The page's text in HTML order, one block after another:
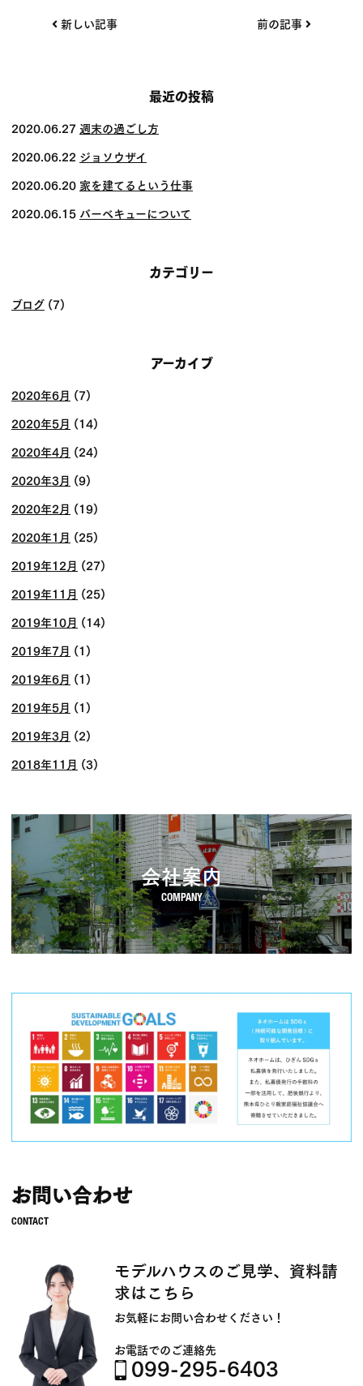
投
ゲー
ショ
ン
前の記事
新しい記事
最近の投稿
2020.06.27 週末の過ごし方
2020.06.22 ジョソウザイ
2020.06.20 家を建てるという仕事
2020.06.15 バーベキューについて
カテゴリー
ブログ (7)
アーカイブ
2020年6月 (7)
2020年5月 (14)
2020年4月 (24)
2020年3月 (9)
2020年2月 (19)
2020年1月 (25)
2019年12月 (27)
2019年11月 (25)
2019年10月 (14)
2019年7月 (1)
2019年6月 (1)
2019年5月 (1)
2019年3月 (2)
2018年11月 (3)
会社案内
お問い合わせ
モデルハウスのご見学、資料請
求はこちら
お気軽にお問い合わせください！
お電話でのご連絡先
099-295-6403